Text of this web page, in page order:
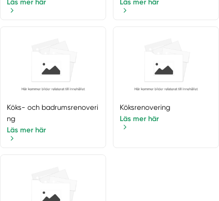
Läs mer här
Läs mer här
Köks- och badrumsrenoveri
ng
Läs mer här
Köksrenovering
Läs mer här